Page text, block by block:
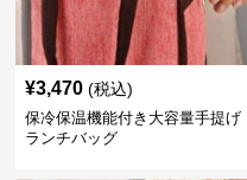
¥3,470 (税込)
保冷保温機能付き大容量手提げ
ランチバッグ